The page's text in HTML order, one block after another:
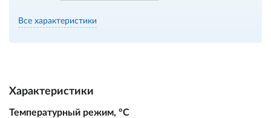
Все характеристики
Характеристики
Температурный режим, °С